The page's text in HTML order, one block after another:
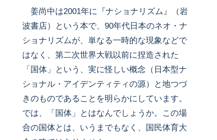
姜尚中は2001年に『ナショナリズム』（岩
波書店）という本で、90年代日本のネオ・ナ
ショナリズムが、単なる一時的な現象などで
はなく、第二次世界大戦以前に捏造された
「国体」という、実に怪しい概念（日本型ナ
ショナル・アイデンティティの源）と地つづ
きのものであることを明らかにしています。
では、「国体」とはなんでしょうか。この場
合の国体とは、いうまでもなく、国民体育大